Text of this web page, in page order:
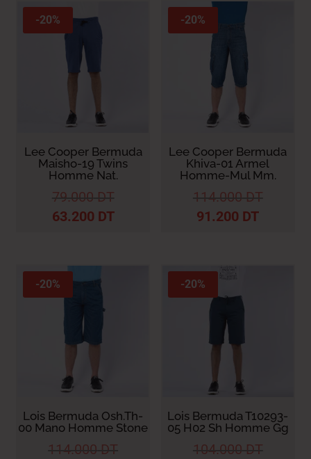
-20%
Lee Cooper Bermuda
Maisho-19 Twins
Homme Nat.
79.000 DT
63.200 DT
-20%
Lee Cooper Bermuda
Khiva-01 Armel
Homme-Mul Mm.
114.000 DT
91.200 DT
-20%
Lois Bermuda Osh.Th-
00 Mano Homme Stone
114.000 DT
-20%
Lois Bermuda T10293-
05 H02 Sh Homme Gg
104.000 DT